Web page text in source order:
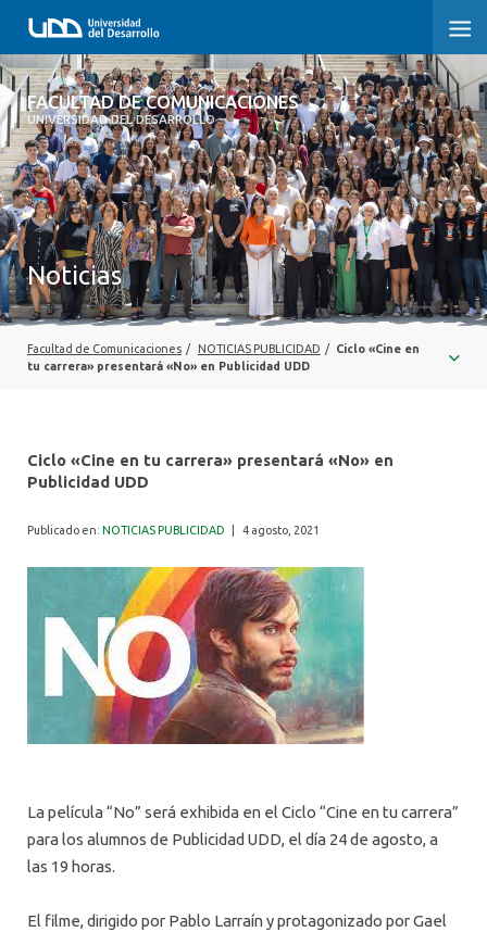
FACULTAD DE COMUNICACIONES
UNIVERSIDAD DEL DESARROLLO
FACULTAD DE COMUNICACIONES
INICIO
SOBRE LA FACULTAD
CARRERAS
POSTGRADOS Y EDUCACIÓN CONTINUA
INVESTIGACIÓN
ALUMNI
Noticias
Facultad de Comunicaciones / NOTICIAS PUBLICIDAD / Ciclo «Cine en
tu carrera» presentará «No» en Publicidad UDD
Ciclo «Cine en tu carrera» presentará «No» en
Publicidad UDD
Publicado en: NOTICIAS PUBLICIDAD 4 agosto, 2021
La película “No” será exhibida en el Ciclo “Cine en tu carrera”
para los alumnos de Publicidad UDD, el día 24 de agosto, a
las 19 horas.
El filme, dirigido por Pablo Larraín y protagonizado por Gael